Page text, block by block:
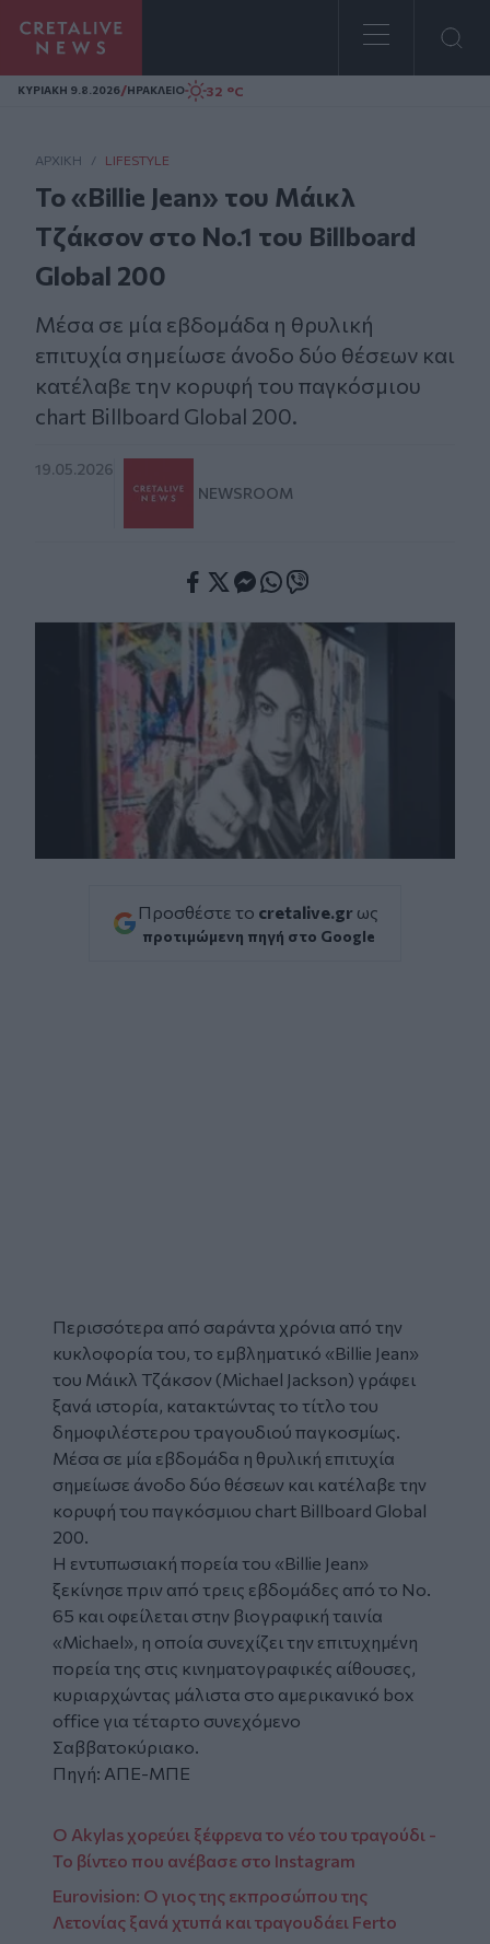
Homepage
ΚΥΡΙΑΚΗ 9.8.2026/ΗΡΑΚΛΕΙΟ 32 °C
ΑΡΧΙΚΗ / LIFESTYLE
Το «Billie Jean» του Μάικλ
Τζάκσον στο Νο.1 του Billboard
Global 200
Μέσα σε μία εβδομάδα η θρυλική
επιτυχία σημείωσε άνοδο δύο θέσεων και
κατέλαβε την κορυφή του παγκόσμιου
chart Billboard Global 200.
19.05.2026
NEWSROOM
Προσθέστε το cretalive.gr ως
προτιμώμενη πηγή στο Google
Περισσότερα από σαράντα χρόνια από την
κυκλοφορία του, το εμβληματικό «Billie Jean»
του Μάικλ Τζάκσον (Michael Jackson) γράφει
ξανά ιστορία, κατακτώντας το τίτλο του
δημοφιλέστερου τραγουδιού παγκοσμίως.
Μέσα σε μία εβδομάδα η θρυλική επιτυχία
σημείωσε άνοδο δύο θέσεων και κατέλαβε την
κορυφή του παγκόσμιου chart Billboard Global
200.
Η εντυπωσιακή πορεία του «Billie Jean»
ξεκίνησε πριν από τρεις εβδομάδες από το No.
65 και οφείλεται στην βιογραφική ταινία
«Michael», η οποία συνεχίζει την επιτυχημένη
πορεία της στις κινηματογραφικές αίθουσες,
κυριαρχώντας μάλιστα στο αμερικανικό box
office για τέταρτο συνεχόμενο
Σαββατοκύριακο.
Πηγή: ΑΠΕ-ΜΠΕ
O Akylas χορεύει ξέφρενα το νέο του τραγούδι -
Το βίντεο που ανέβασε στο Instagram
Eurovision: Ο γιος της εκπροσώπου της
Λετονίας ξανά χτυπά και τραγουδάει Ferto